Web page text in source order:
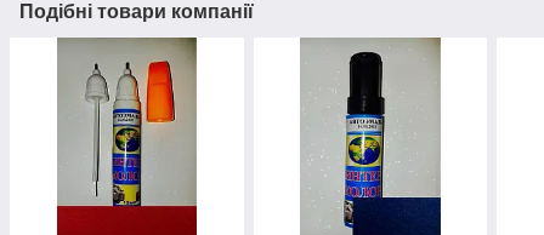
Подібні товари компанії